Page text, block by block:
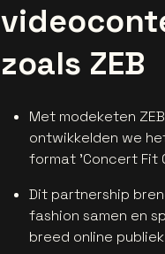
zoals ZEB
Met modeketen ZEB
ontwikkelden we
format 'Concert Fit
Dit partnership
fashion samen en
breed online